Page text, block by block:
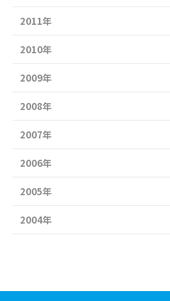
2011年
2010年
2009年
2008年
2007年
2006年
2005年
2004年